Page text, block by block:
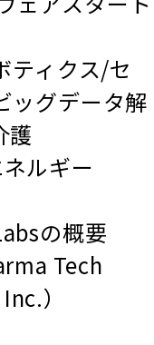
ィクス/セ
ッグデータ解
護
ルギー
の概要
Tech
）